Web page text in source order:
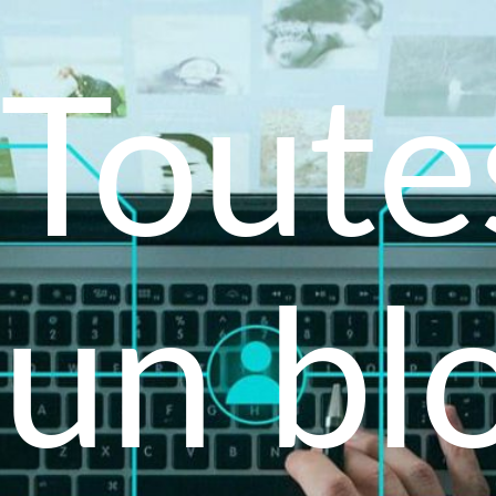
un